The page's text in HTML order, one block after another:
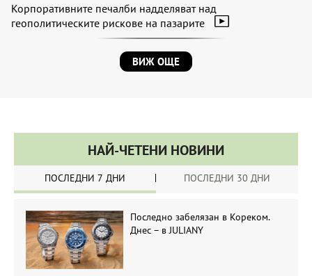
Корпоративните печалби надделяват над
геополитическите рискове на пазарите
ВИЖ ОЩЕ
НАЙ-ЧЕТЕНИ НОВИНИ
ПОСЛЕДНИ 7 ДНИ ПОСЛЕДНИ 30 ДНИ
Последно забелязан в Кореком.
Днес – в JULIANY